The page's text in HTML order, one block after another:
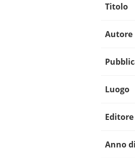
Titolo
Autore
Luogo
Editore
Anno